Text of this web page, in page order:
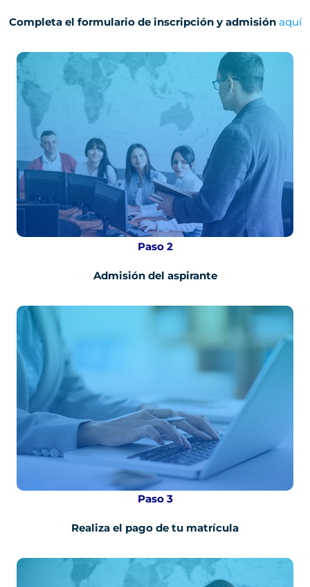
Completa el formulario de inscripción y admisión aquí
Paso 2
Admisión del aspirante
Paso 3
Realiza el pago de tu matrícula